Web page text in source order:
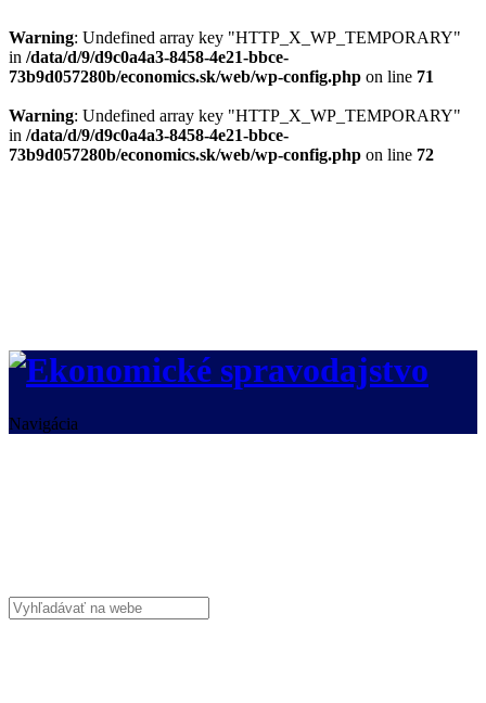
Warning: Undefined array key "HTTP_X_WP_TEMPORARY"
in /data/d/9/d9c0a4a3-8458-4e21-bbce-
73b9d057280b/economics.sk/web/wp-config.php on line 71
Warning: Undefined array key "HTTP_X_WP_TEMPORARY"
in /data/d/9/d9c0a4a3-8458-4e21-bbce-
73b9d057280b/economics.sk/web/wp-config.php on line 72
Navigácia